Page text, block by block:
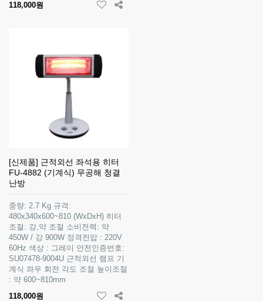
118,000원
[신제품] 근적외선 좌석용 히터
FU-4882 (기계식) 무공해 청결
난방
중량: 2.7 Kg 규격:
480x340x600~810 (WxDxH) 히터
조절: 강,약 조절 소비전력: 약
450W / 강 900W 정격전압 : 220V
60Hz 색상 : 그레이 안전인증번호:
SU07478-9004U 근적외선 램프 기
계식 좌우 회전 각도 조절 높이조절
: 약 600~810mm
118,000원